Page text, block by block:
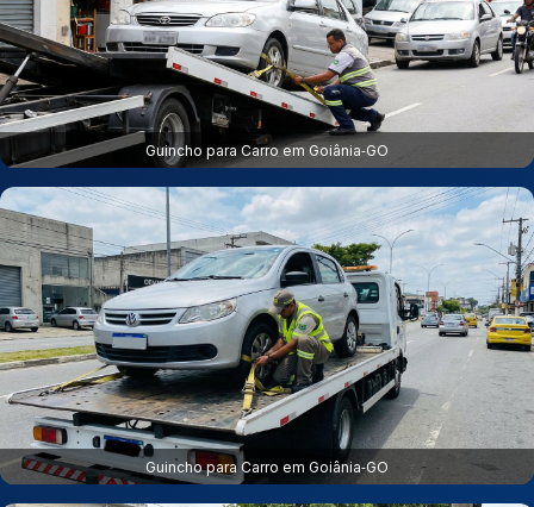
Guincho para Carro em Goiânia‑GO
Guincho para Carro em Goiânia‑GO